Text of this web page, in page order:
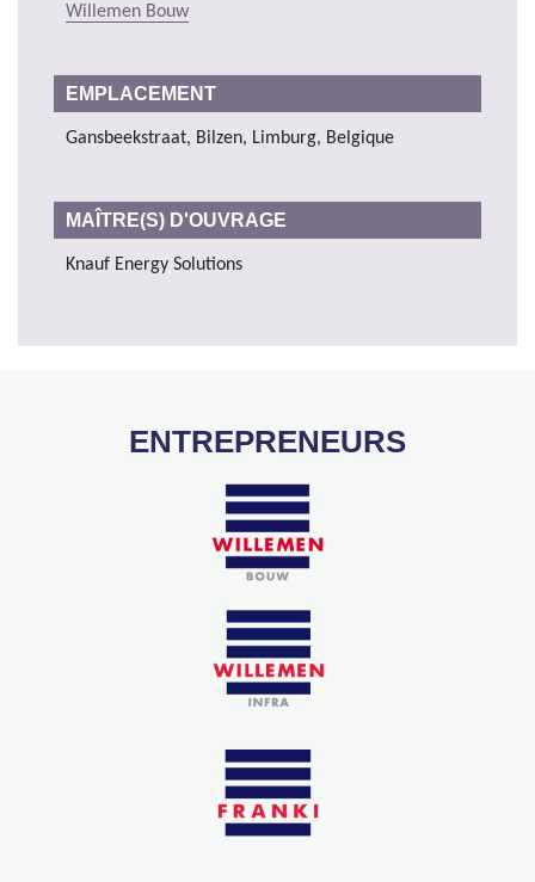
Willemen Bouw
EMPLACEMENT
Gansbeekstraat, Bilzen, Limburg, Belgique
MAÎTRE(S) D'OUVRAGE
Knauf Energy Solutions
ENTREPRENEURS